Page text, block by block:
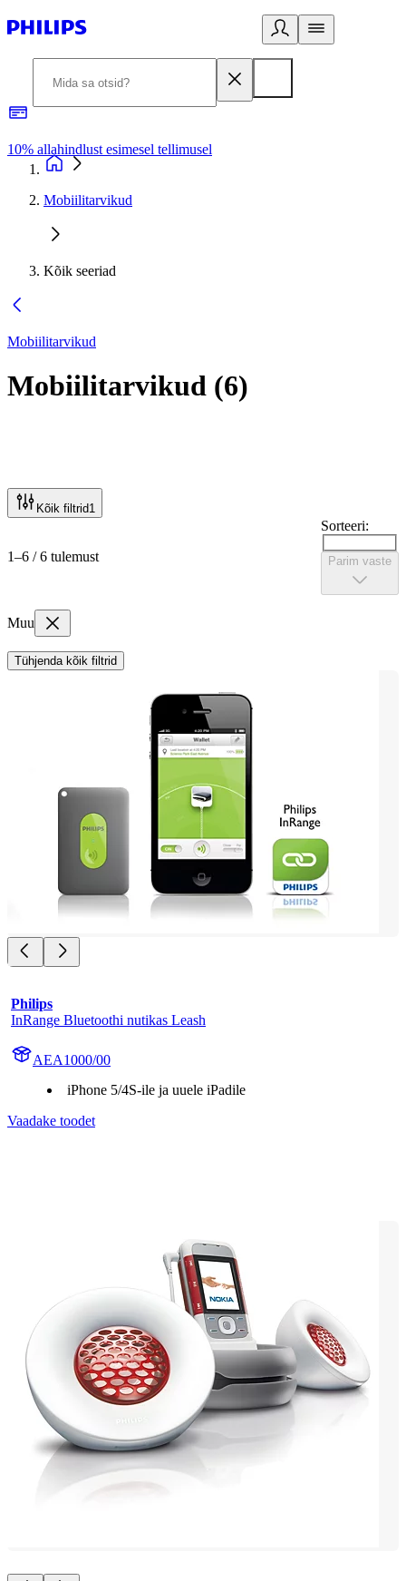
10% allahindlust esimesel tellimusel
Mobiilitarvikud
Kõik seeriad
Mobiilitarvikud
Mobiilitarvikud (6)
Kõik filtrid1
1–6 / 6 tulemust
Sorteeri:
Parim vaste
Muu
Tühjenda kõik filtrid
Philips
InRange Bluetoothi nutikas Leash
AEA1000/00
iPhone 5/4S-ile ja uuele iPadile
Vaadake toodet